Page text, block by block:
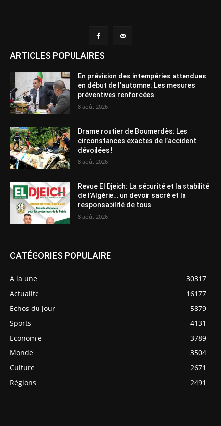
ARTICLES POPULAIRES
En prévision des intempéries attendues
en début de l’automne: Les mesures
préventives renforcées
8 août 2026
Drame routier de Boumerdès: Les
circonstances exactes de l’accident
dévoilées !
8 août 2026
Revue El Djeich: La sécurité et la stabilité
de l’Algérie… un devoir sacré et la
responsabilité de tous
8 août 2026
CATÉGORIES POPULAIRE
A la une
30317
Actualité
16177
Echos du jour
5879
Sports
4131
Economie
3789
Monde
3504
Culture
2671
Régions
2491